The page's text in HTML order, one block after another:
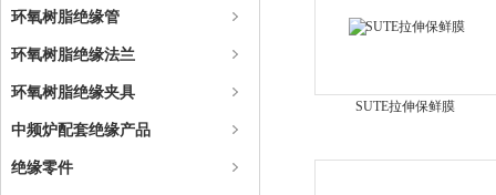
环氧树脂绝缘管
环氧树脂绝缘法兰
环氧树脂绝缘夹具
中频炉配套绝缘产品
绝缘零件
SUTE拉伸保鲜膜